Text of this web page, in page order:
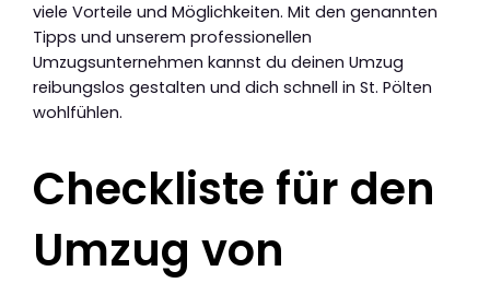
viele Vorteile und Möglichkeiten. Mit den genannten
Tipps und unserem professionellen
Umzugsunternehmen kannst du deinen Umzug
reibungslos gestalten und dich schnell in St. Pölten
wohlfühlen.
Checkliste für den
Umzug von